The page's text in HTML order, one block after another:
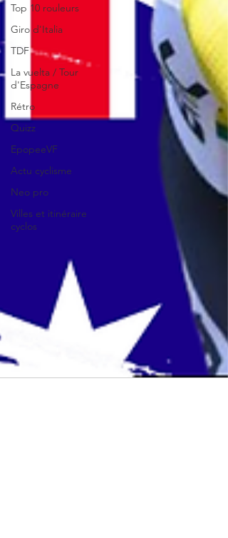
Top 10 rouleurs
Giro d'Italia
TDF
La vuelta / Tour
d'Espagne
Rétro
Quizz
EpopeeVF
Actu cyclisme
Neo pro
Villes et itinéraire
cyclos